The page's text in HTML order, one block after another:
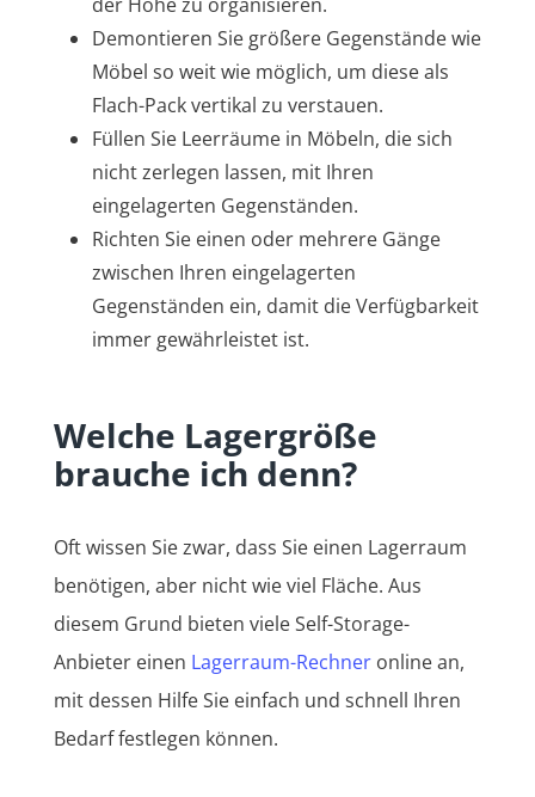
Demontieren Sie größere Gegenstände wie
Möbel so weit wie möglich, um diese als
Flach-Pack vertikal zu verstauen.
Füllen Sie Leerräume in Möbeln, die sich
nicht zerlegen lassen, mit Ihren
eingelagerten Gegenständen.
Richten Sie einen oder mehrere Gänge
zwischen Ihren eingelagerten
Gegenständen ein, damit die Verfügbarkeit
immer gewährleistet ist.
Welche Lagergröße
brauche ich denn?
Oft wissen Sie zwar, dass Sie einen Lagerraum
benötigen, aber nicht wie viel Fläche. Aus
diesem Grund bieten viele Self-Storage-
Anbieter einen Lagerraum-Rechneronline an,
mit dessen Hilfe Sie einfach und schnell Ihren
Bedarf festlegen können.